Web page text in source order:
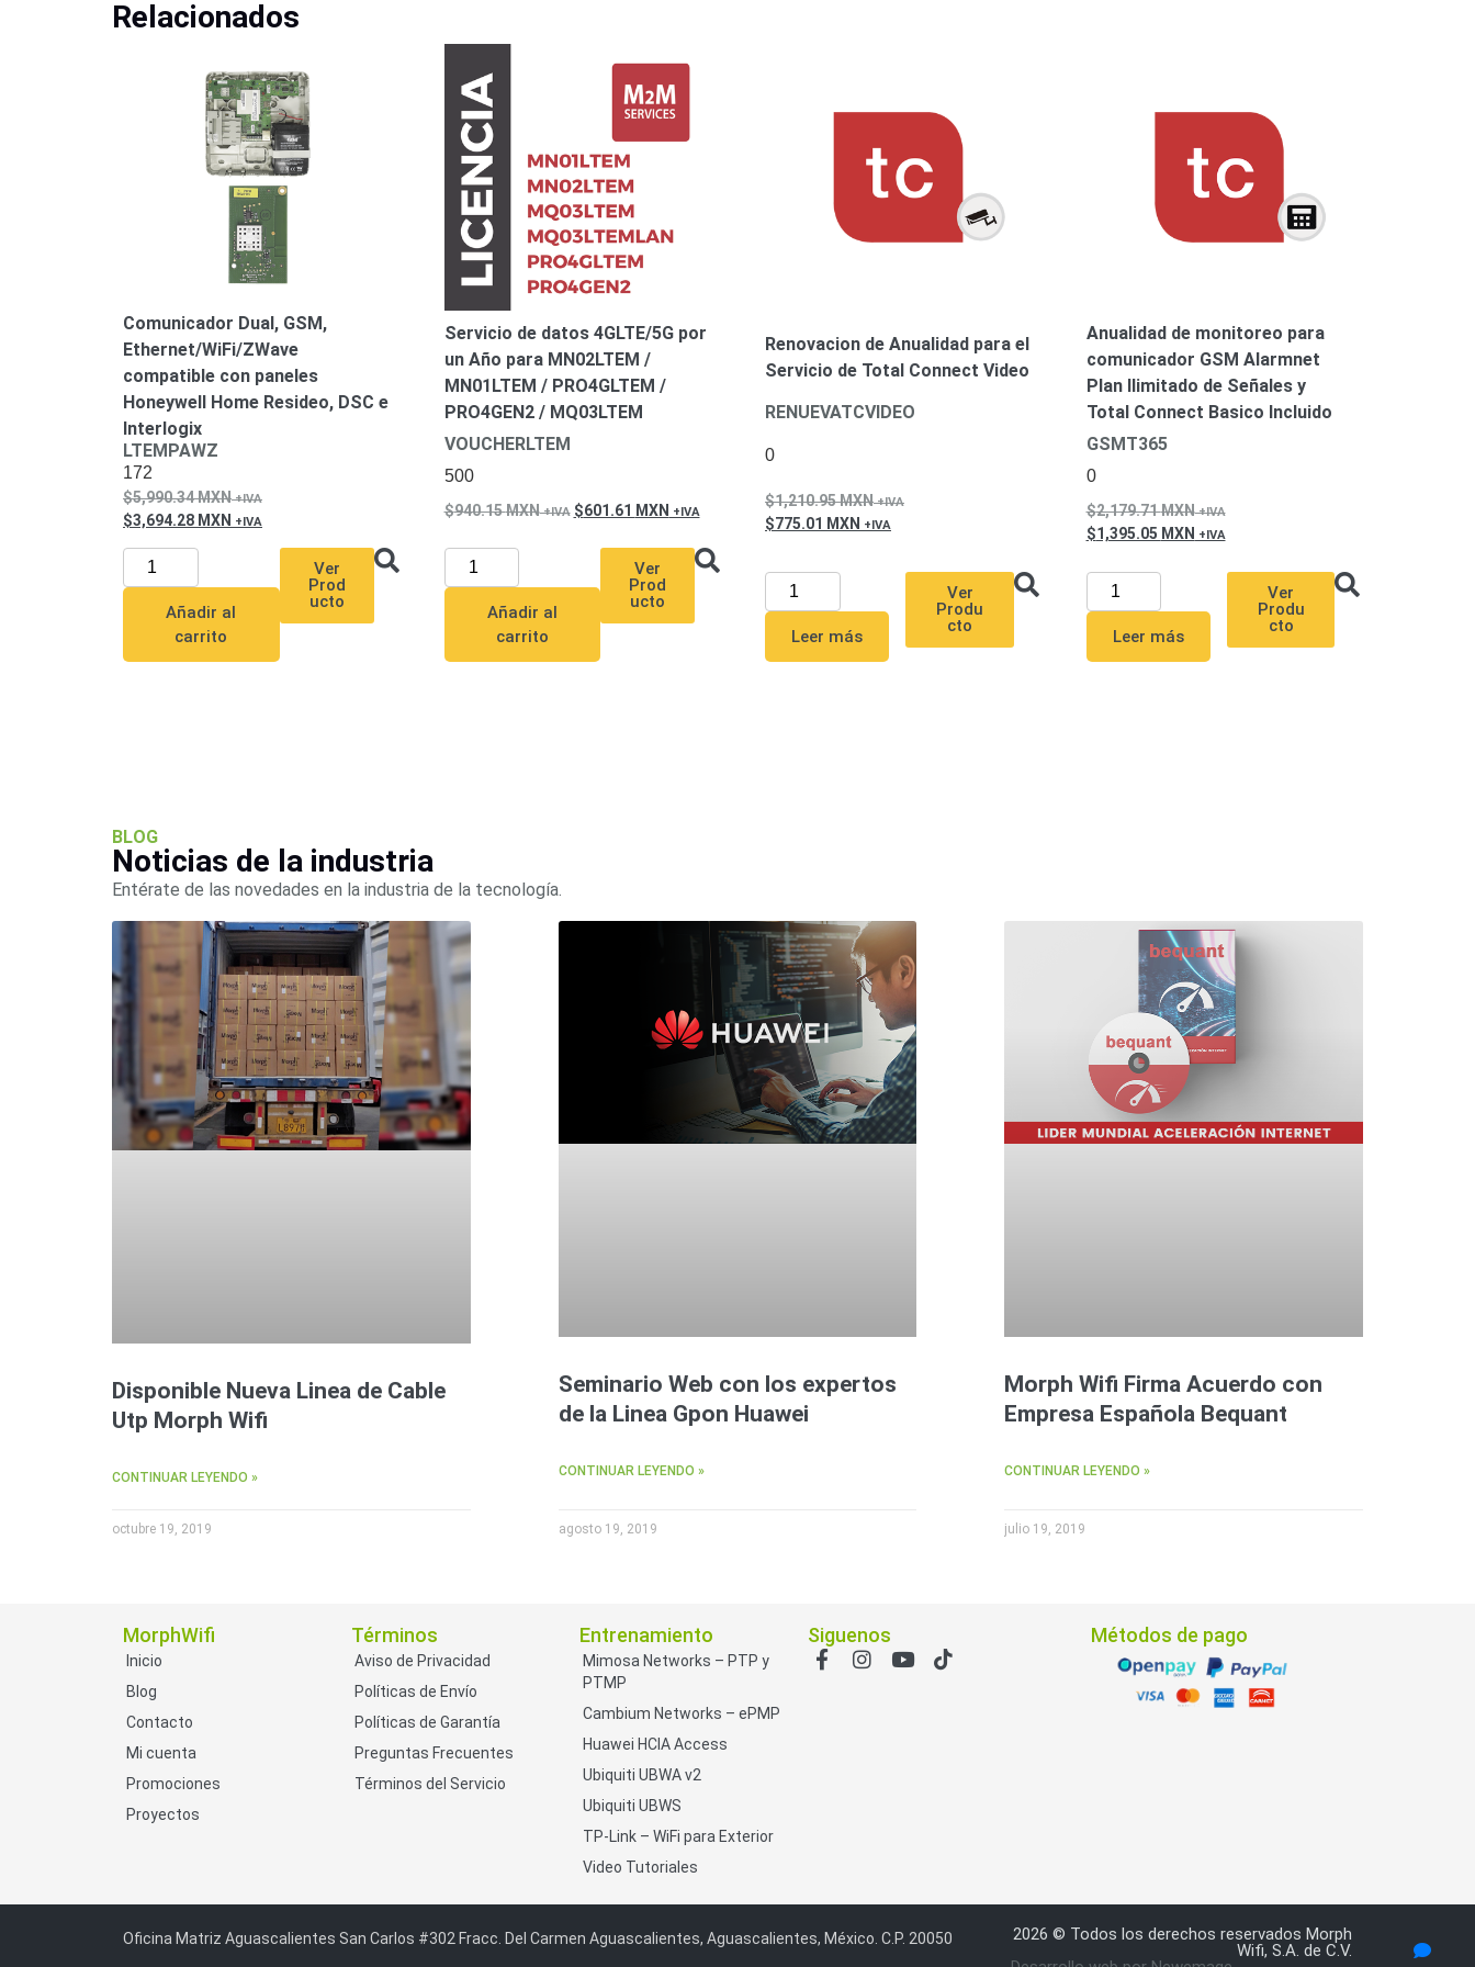
Relacionados
Comunicador Dual, GSM,
Ethernet/WiFi/ZWave
compatible con paneles
Honeywell Home Resideo, DSC e
Interlogix
LTEMPAWZ
172
5,990.34MXN
3,694.28 MXN
Añadir al
carrito
Ver
Prod
ucto
Servicio de datos 4GLTE/5G por
un Año para MN02LTEM /
MN01LTEM / PRO4GLTEM /
PRO4GEN2 / MQ03LTEM
VOUCHERLTEM
500
940.15MXN 601.61 MXN
Añadir al
carrito
Ver
Prod
ucto
Renovacion de Anualidad para el
Servicio de Total Connect Video
RENUEVATCVIDEO
0
1,210.95MXN
775.01 MXN
Leer más
Ver
Produ
cto
Anualidad de monitoreo para
comunicador GSM Alarmnet
Plan Ilimitado de Señales y
Total Connect Basico Incluido
GSMT365
0
2,179.71MXN
1,395.05 MXN
Leer más
Ver
Produ
cto
BLOG
Noticias de la industria
Entérate de las novedades en la industria de la tecnología.
Disponible Nueva Linea de Cable
Utp Morph Wifi
CONTINUAR LEYENDO »
octubre 19, 2019
Seminario Web con los expertos
de la Linea Gpon Huawei
CONTINUAR LEYENDO »
agosto 19, 2019
Morph Wifi Firma Acuerdo con
Empresa Española Bequant
CONTINUAR LEYENDO »
julio 19, 2019
MorphWifi
Inicio
Blog
Contacto
Mi cuenta
Promociones
Proyectos
Términos
Aviso de Privacidad
Políticas de Envío
Políticas de Garantía
Preguntas Frecuentes
Términos del Servicio
Entrenamiento
Mimosa Networks – PTP y
PTMP
Cambium Networks – ePMP
Huawei HCIA Access
Ubiquiti UBWA v2
Ubiquiti UBWS
TP-Link – WiFi para Exterior
Video Tutoriales
Siguenos Métodos de pago
Oficina Matriz Aguascalientes San Carlos #302 Fracc. Del Carmen Aguascalientes, Aguascalientes, México. C.P. 20050
2026 © Todos los derechos reservados Morph
Wifi, S.A. de C.V.